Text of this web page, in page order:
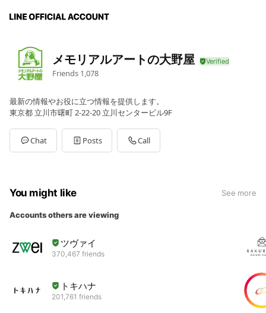
メモリアルアートの大野屋
Friends 1,078
最新の情報やお役に立つ情報を提供します。
東京都 立川市曙町 2-22-20 立川センタービル9F
Chat Posts Call
You might like See more
Accounts others are viewing
ツヴァイ
370,467 friends
トキハナ
201,761 friends